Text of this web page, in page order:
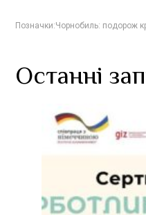
Позначки:Чорнобиль: подорож
Останні